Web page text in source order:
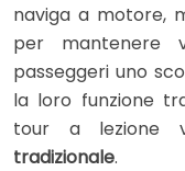
naviga a motore,
per mantenere
passeggeri uno
la loro funzione
tour a lezione
tradizionale.